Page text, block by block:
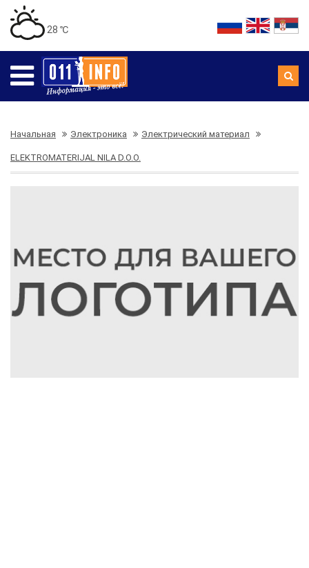
28 ℃
Начальная Электроника Электрический материал
ELEKTROMATERIJAL NILA D.O.O.